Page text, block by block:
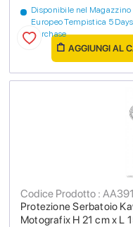
Disponibile nel Magazzino
Europeo Tempistica 5
purchase
AGGIUNGI AL
Protezione Serbatoio
Motografix H 21 cm x L
Codice Prodotto :